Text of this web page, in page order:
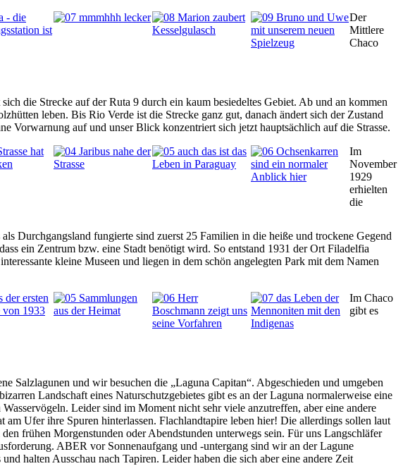
Der
Mittlere
Chaco
die Strecke auf der Ruta 9 durch ein kaum besiedeltes Gebiet. Ab und an kommen
leben. Bis Rio Verde ist die Strecke ganz gut, danach ändert sich der Zustand
Vorwarnung auf und unser Blick konzentriert sich jetzt hauptsächlich auf die Strasse.
Im
November
1929
erhielten
die
Durchgangsland fungierte sind zuerst 25 Familien in die heiße und trockene Gegend
ein Zentrum bzw. eine Stadt benötigt wird. So entstand 1931 der Ort Filadelfia
kleine Museen und liegen in dem schön angelegten Park mit dem Namen
Im Chaco
gibt es
Salzlagunen und wir besuchen die „Laguna Capitan“. Abgeschieden und umgeben
Landschaft eines Naturschutzgebietes gibt es an der Laguna normalerweise eine
Leider sind im Moment nicht sehr viele anzutreffen, aber eine andere
am Ufer ihre Spuren hinterlassen. Flachlandtapire leben hier! Die allerdings sollen laut
frühen Morgenstunden oder Abendstunden unterwegs sein. Für uns Langschläfer
ABER vor Sonnenaufgang und -untergang sind wir an der Lagune
und halten Ausschau nach Tapiren. Leider haben die sich aber eine andere Zeit